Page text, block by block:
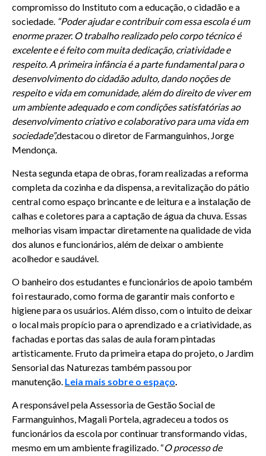
compromisso do Instituto com a educação, o cidadão e a
sociedade. “Poder ajudar e contribuir com essa escola é um
enorme prazer. O trabalho realizado pelo corpo técnico é
excelente e é feito com muita dedicação, criatividade e
respeito. A primeira infância é a parte fundamental para o
desenvolvimento do cidadão adulto, dando noções de
respeito e vida em comunidade, além do direito de viver em
um ambiente adequado e com condições satisfatórias ao
desenvolvimento criativo e colaborativo para uma vida em
sociedade”,destacou o diretor de Farmanguinhos, Jorge
Mendonça.
Nesta segunda etapa de obras, foram realizadas a reforma
completa da cozinha e da dispensa, a revitalização do pátio
central como espaço brincante e de leitura e a instalação de
calhas e coletores para a captação de água da chuva. Essas
melhorias visam impactar diretamente na qualidade de vida
dos alunos e funcionários, além de deixar o ambiente
acolhedor e saudável.
O banheiro dos estudantes e funcionários de apoio também
foi restaurado, como forma de garantir mais conforto e
higiene para os usuários. Além disso, com o intuito de deixar
o local mais propício para o aprendizado e a criatividade, as
fachadas e portas das salas de aula foram pintadas
artisticamente. Fruto da primeira etapa do projeto, o Jardim
Sensorial das Naturezas também passou por
manutenção. Leia mais sobre o espaço
A responsável pela Assessoria de Gestão Social de
Farmanguinhos, Magali Portela, agradeceu a todos os
funcionários da escola por continuar transformando vidas,
mesmo em um ambiente fragilizado. “O processo de